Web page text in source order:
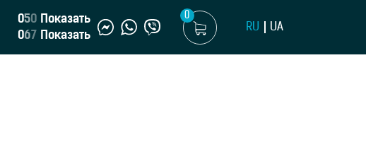
050
Показать
067 Показать
0
RU UA